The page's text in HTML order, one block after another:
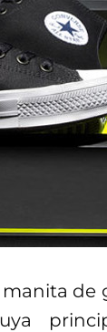
de